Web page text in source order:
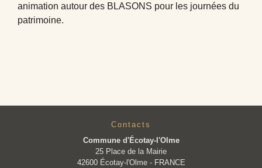
animation autour des BLASONS pour les journées du
patrimoine.
Contacts
Commune d'Écotay-l'Olme
25 Place de la Mairie
42600 Écotay-l'Olme - FRANCE